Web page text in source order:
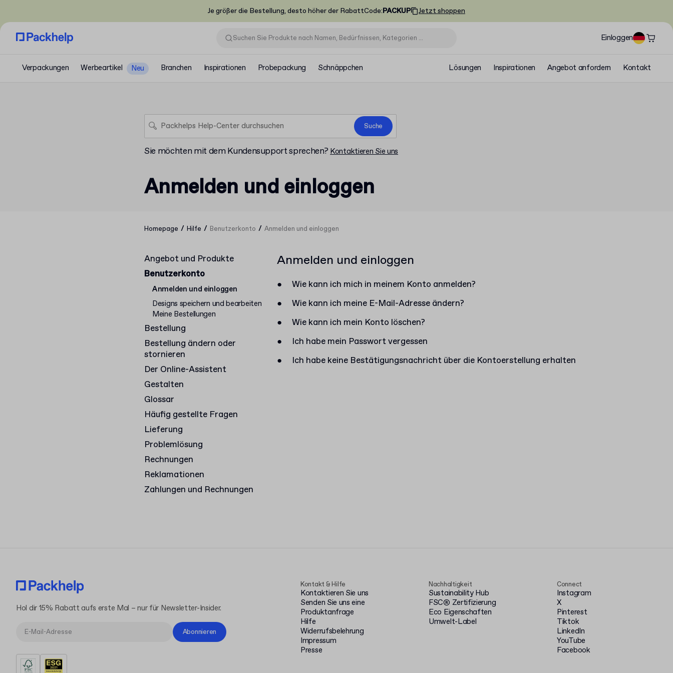
Je größer die Bestellung, desto höher der RabattCode:PACKUP Jetzt shoppen
Einloggen
Verpackungen Werbeartikel Neu Branchen Inspirationen Probepackung Schnäppchen Lösungen Inspirationen Angebot anfordern Kontakt
Suche
Sie möchten mit dem Kundensupport sprechen? Kontaktieren Sie uns
Anmelden und einloggen
Homepage / Hilfe / Benutzerkonto / Anmelden und einloggen
Angebot und Produkte
Benutzerkonto
Anmelden und einloggen
Designs speichern und bearbeiten
Meine Bestellungen
Bestellung
Bestellung ändern oder
stornieren
Der Online-Assistent
Gestalten
Glossar
Häufig gestellte Fragen
Lieferung
Problemlösung
Rechnungen
Reklamationen
Zahlungen und Rechnungen
Anmelden und einloggen
●
Wie kann ich mich in meinem Konto anmelden?
●
Wie kann ich meine E-Mail-Adresse ändern?
●
Wie kann ich mein Konto löschen?
●
Ich habe mein Passwort vergessen
●
Ich habe keine Bestätigungsnachricht über die Kontoerstellung erhalten
Kontakt & Hilfe
Kontaktieren Sie uns
Senden Sie uns eine
Produktanfrage
Hilfe
Widerrufsbelehrung
Impressum
Presse
Nachhaltigkeit
Sustainability Hub
FSC® Zertifizierung
Eco Eigenschaften
Umwelt-Label
Connect
Instagram
X
Pinterest
Tiktok
LinkedIn
YouTube
Facebook
Hol dir 15% Rabatt aufs erste Mal – nur für Newsletter-Insider.
Abonnieren